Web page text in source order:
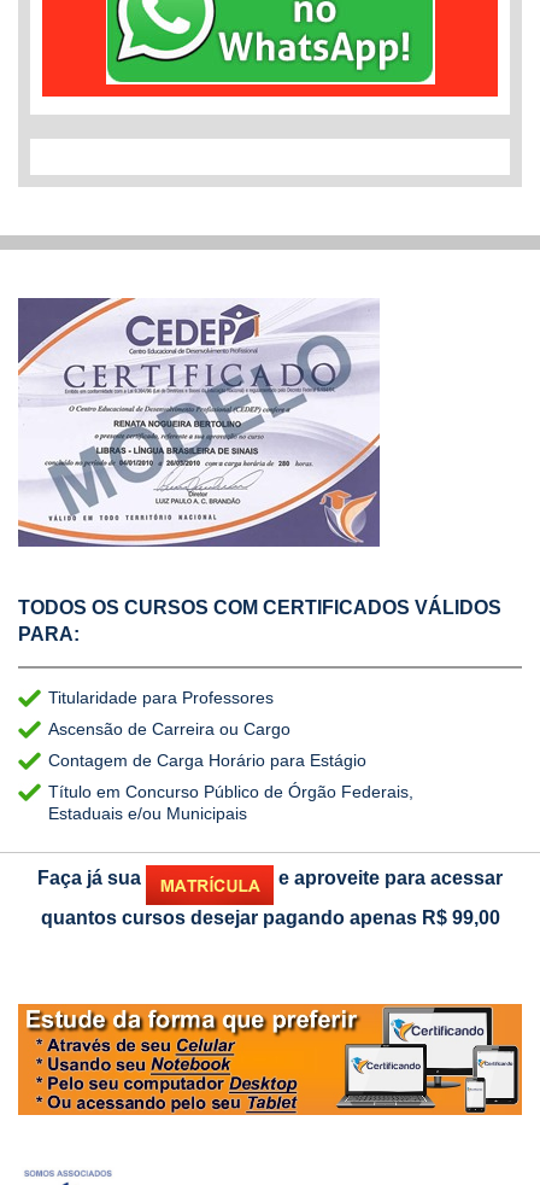
TODOS OS CURSOS COM CERTIFICADOS VÁLIDOS
PARA:
Titularidade para Professores
Ascensão de Carreira ou Cargo
Contagem de Carga Horário para Estágio
Título em Concurso Público de Órgão Federais,
Estaduais e/ou Municipais
Faça já sua
e aproveite para acessar
quantos cursos desejar pagando apenas R$ 99,00